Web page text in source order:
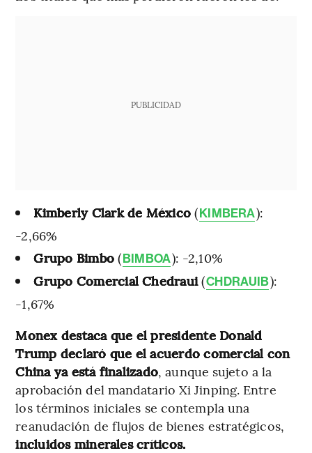
PUBLICIDAD
Kimberly Clark de México (KIMBERA):
-2,66%
Grupo Bimbo (BIMBOA): -2,10%
Grupo Comercial Chedraui(CHDRAUIB):
-1,67%
Monex destaca que el presidente Donald
Trump declaró que el acuerdo comercial con
China ya está finalizado, aunque sujeto a la
aprobación del mandatario Xi Jinping. Entre
los términos iniciales se contempla una
reanudación de flujos de bienes estratégicos,
incluidos minerales críticos.